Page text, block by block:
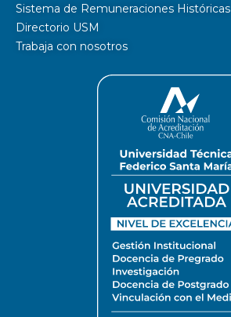
Sistema de Remuneraciones Históricas
Directorio USM
Trabaja con nosotros